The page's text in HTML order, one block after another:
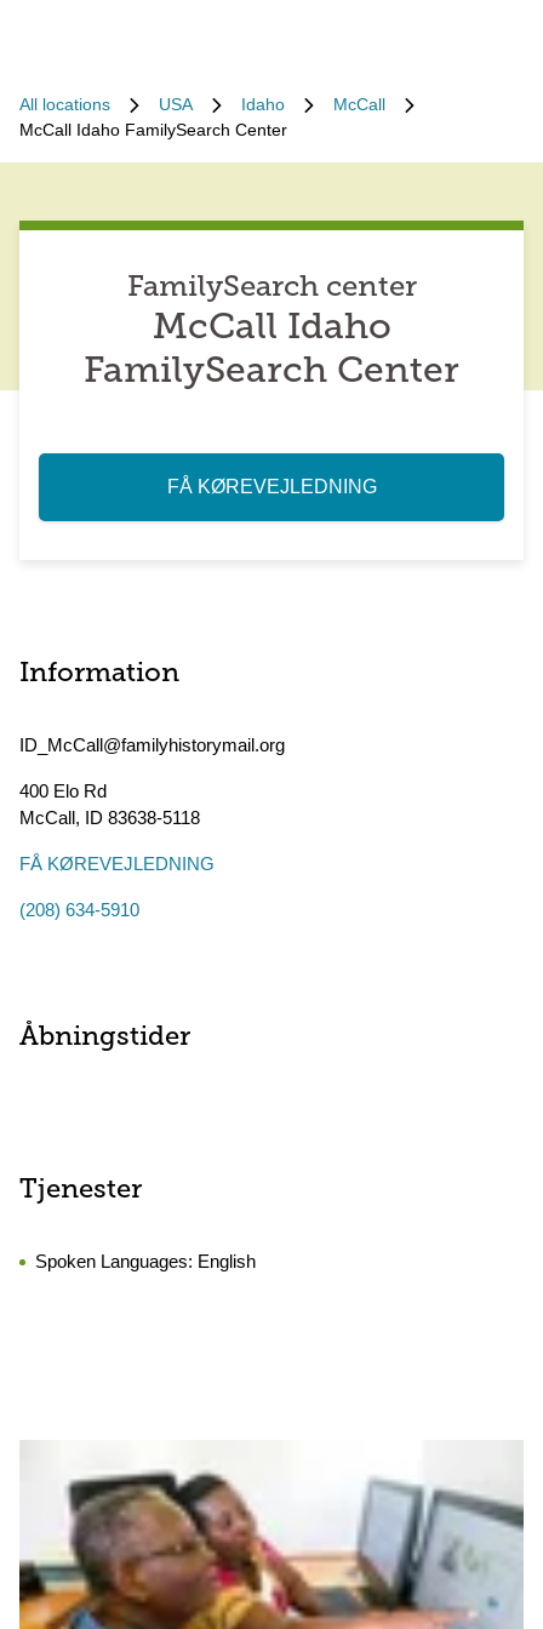
All locations USA Idaho
McCall
McCall Idaho FamilySearch Center
FamilySearch center
McCall Idaho
FamilySearch Center
FÅ KØREVEJLEDNING
Information
ID_McCall@familyhistorymail.org
400 Elo Rd
McCall, ID 83638-5118
FÅ KØREVEJLEDNING
(208) 634-5910
Åbningstider
Tjenester
Spoken Languages: English